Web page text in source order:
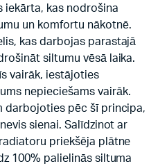
iekārta, kas nodrošina
un komfortu nākotnē.
kas darbojas parastajā
siltumu vēsā laika.
vairāk, iestājoties
nepieciešams vairāk.
darbojoties pēc šī principa,
sienai. Salīdzinot ar
priekšēja plātne
100% palielinās siltuma